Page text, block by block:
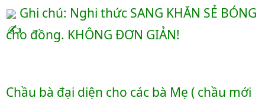
Ghi chú: Nghi thức SANG KHĂN SẺ BÓNG
cho đồng. KHÔNG ĐƠN GIẢN!
Chầu bà đại diện cho các bà Mẹ ( chầu mới